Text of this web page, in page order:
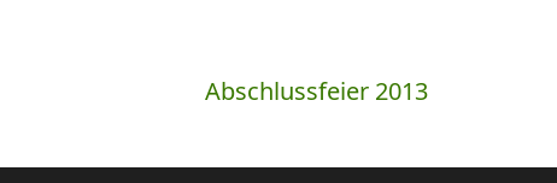
Abschlussfeier 2013